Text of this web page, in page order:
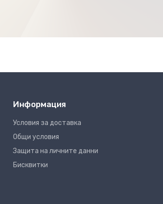
Информация
Условия за доставка
Общи условия
Защита на личните данни
Бисквитки